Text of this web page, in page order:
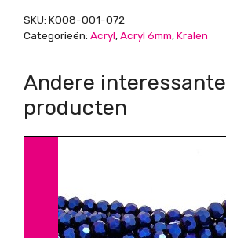
SKU: K008-001-072
Categorieën: Acryl,Acryl 6mm,Kralen
Andere interessante
producten